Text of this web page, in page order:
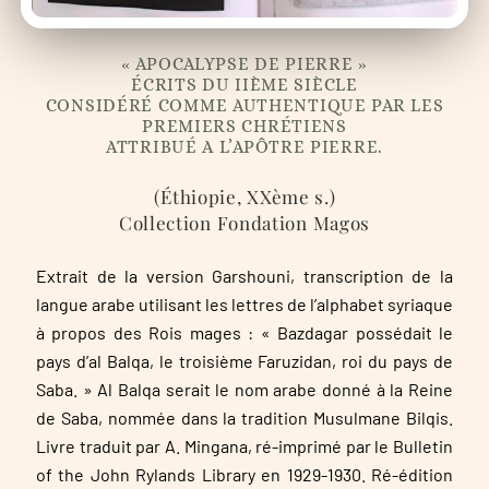
« APOCALYPSE DE PIERRE »
ÉCRITS DU IIÈME SIÈCLE
CONSIDÉRÉ COMME AUTHENTIQUE PAR LES
PREMIERS CHRÉTIENS
ATTRIBUÉ A L’APÔTRE PIERRE.
(Éthiopie, XXème s.)
Collection Fondation Magos
Extrait de la version Garshouni, transcription de la
langue arabe utilisant les lettres de l’alphabet syriaque
à propos des Rois mages : « Bazdagar possédait le
pays d’al Balqa, le troisième Faruzidan, roi du pays de
Saba. » Al Balqa serait le nom arabe donné à la Reine
de Saba, nommée dans la tradition Musulmane Bilqis.
Livre traduit par A. Mingana, ré-imprimé par le Bulletin
of the John Rylands Library en 1929-1930. Ré-édition